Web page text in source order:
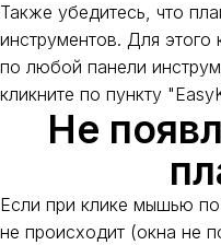
Также убедитесь, что
инструментов. Для
по любой панели
кликните по пункту
Не
Если при клике мышью по
не происходит (окна не